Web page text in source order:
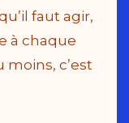
faut agir,
à chaque
moins, c’est